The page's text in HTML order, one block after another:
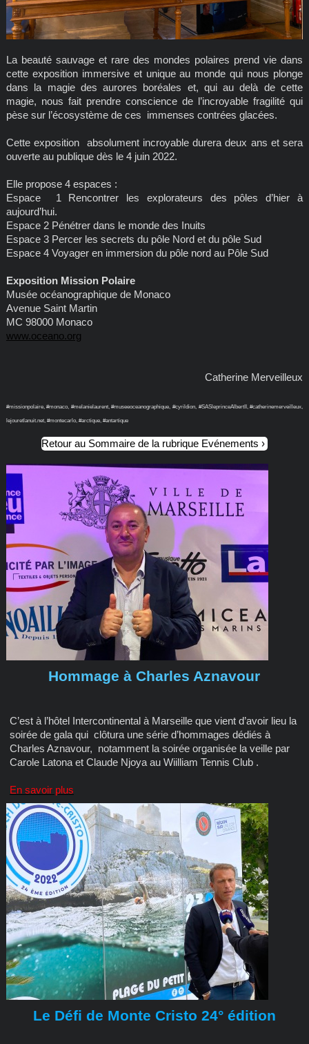
La beauté sauvage et rare des mondes polaires prend vie dans
cette exposition immersive et unique au monde qui nous plonge
dans la magie des aurores boréales et, qui au delà de cette
magie, nous fait prendre conscience de l’incroyable fragilité qui
pèse sur l’écosystème de ces immenses contrées glacées.
Cette exposition absolument incroyable durera deux ans et sera
ouverte au publique dès le 4 juin 2022.
Elle propose 4 espaces :
Espace 1 Rencontrer les explorateurs des pôles d’hier à
aujourd’hui.
Espace 2 Pénétrer dans le monde des Inuits
Espace 3 Percer les secrets du pôle Nord et du pôle Sud
Espace 4 Voyager en immersion du pôle nord au Pôle Sud
Exposition Mission Polaire
Musée océanographique de Monaco
Avenue Saint Martin
MC 98000 Monaco
www.oceano.org
Catherine Merveilleux
#missionpolaire, #monaco, #melanielaurent, #museeoceanographique, #cyrildion, #SASleprinceAlbertII, #catherinemerveilleux,
lejouretlanuit.net, #montecarlo, #arctique, #antartique
Retour au Sommaire de la rubrique Evénements
Hommage à Charles Aznavour
C’est à l’hôtel Intercontinental à Marseille que vient d’avoir lieu la
soirée de gala qui clôtura une série d’hommages dédiés à
Charles Aznavour, notamment la soirée organisée la veille par
Carole Latona et Claude Njoya au Wiilliam Tennis Club .
En savoir plus
Le Défi de Monte Cristo 24° édition